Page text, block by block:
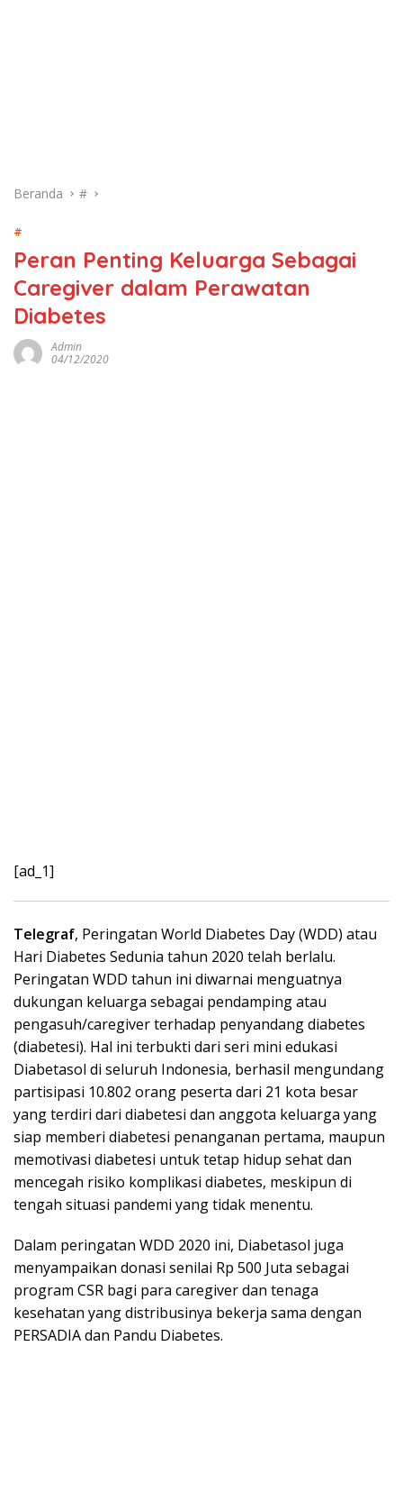
Beranda #
#
Peran Penting Keluarga Sebagai
Caregiver dalam Perawatan
Diabetes
Admin
04/12/2020
[ad_1]
Telegraf, Peringatan World Diabetes Day (WDD) atau
Hari Diabetes Sedunia tahun 2020 telah berlalu.
Peringatan WDD tahun ini diwarnai menguatnya
dukungan keluarga sebagai pendamping atau
pengasuh/caregiver terhadap penyandang diabetes
(diabetesi). Hal ini terbukti dari seri mini edukasi
Diabetasol di seluruh Indonesia, berhasil mengundang
partisipasi 10.802 orang peserta dari 21 kota besar
yang terdiri dari diabetesi dan anggota keluarga yang
siap memberi diabetesi penanganan pertama, maupun
memotivasi diabetesi untuk tetap hidup sehat dan
mencegah risiko komplikasi diabetes, meskipun di
tengah situasi pandemi yang tidak menentu.
Dalam peringatan WDD 2020 ini, Diabetasol juga
menyampaikan donasi senilai Rp 500 Juta sebagai
program CSR bagi para caregiver dan tenaga
kesehatan yang distribusinya bekerja sama dengan
PERSADIA dan Pandu Diabetes.